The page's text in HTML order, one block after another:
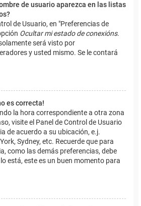
de usuario aparezca en las listas
de Usuario, en "Preferencias de
Ocultar mi estado de conexións.
será visto por
y usted mismo. Se le contará
es correcta!
la hora correspondiente a otra zona
visite el Panel de Control de Usuario
de acuerdo a su ubicación, e.j.
Sydney, etc. Recuerde que para
como las demás preferencias, debe
está, este es un buen momento para